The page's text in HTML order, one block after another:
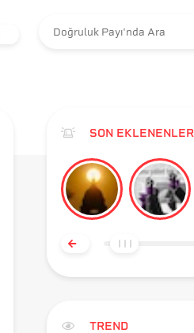
SON EKLENENLER
TREND